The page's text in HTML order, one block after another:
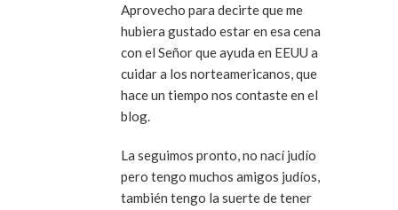
Aprovecho para decirte que me
hubiera gustado estar en esa cena
con el Señor que ayuda en EEUU a
cuidar a los norteamericanos, que
hace un tiempo nos contaste en el
blog.
La seguimos pronto, no nací judío
pero tengo muchos amigos judíos,
también tengo la suerte de tener